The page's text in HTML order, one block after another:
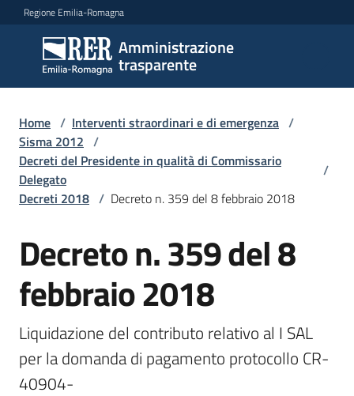
Vai al contenuto
Vai alla navigazione
Vai al footer
Regione Emilia-Romagna
Amministrazione
trasparente
Amministrazione
trasparente
Sottosezioni
Accesso
Home / Interventi straordinari e di emergenza /
Sisma 2012 /
Decreti del Presidente in qualità di Commissario
Delegato
/
Decreti 2018 / Decreto n. 359 del 8 febbraio 2018
Decreto n. 359 del 8
febbraio 2018
Liquidazione del contributo relativo al I SAL
per la domanda di pagamento protocollo CR-
40904-